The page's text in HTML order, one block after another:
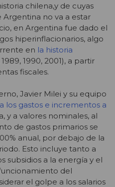
chilena,y de cuyas
no va a estar
en Argentina fue dado el
hiperinflacionarios, algo
en la historia
1989, 1990, 2001), a partir
fiscales.
Javier Milei y su equipo
los gastos e incrementos a
y a valores nominales, al
de gastos primarios se
anual, por debajo de la
Esto incluye tanto a
subsidios a la energía y el
del
el golpe a los salarios